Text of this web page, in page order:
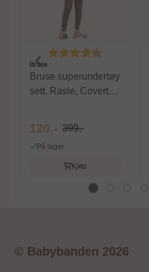
Karakter:
Bruse
Bruse superundertøy
sett, Rasle, Covert
120,- 399,-
På lager
Kjøp
© Babybanden 2026